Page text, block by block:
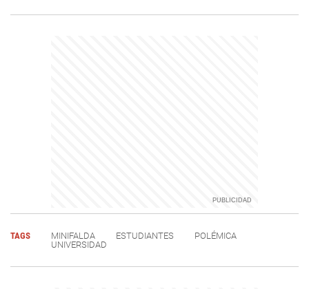
TAGS MINIFALDA ESTUDIANTES
POLÉMICA
UNIVERSIDAD